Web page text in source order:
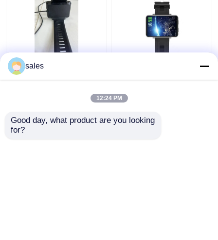
Männer 2,86"
Smartwatch mit WLAN
Ungesperrt Videoanruf
Für Android IOS
Handys
sales
12:24 PM
Good day, what product are you looking
for?